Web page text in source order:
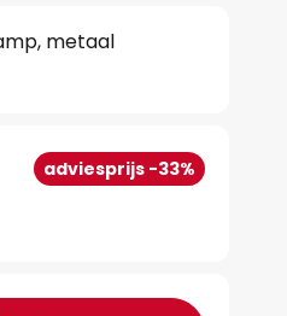
metaal
adviesprijs -33%